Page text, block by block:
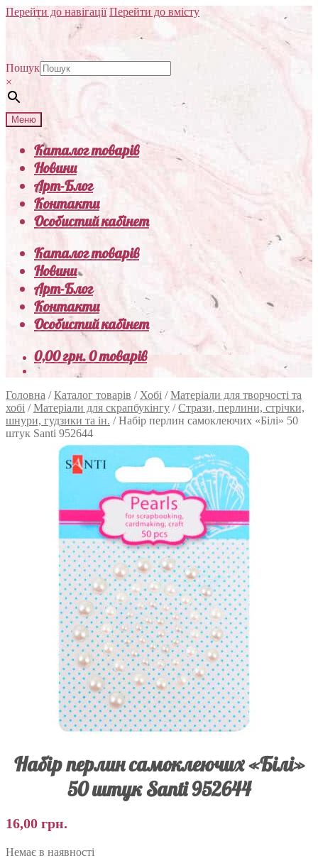
Перейти до навігації Перейти до вмісту
Пошук
×
Меню
Каталог товарів
Новини
Арт-Блог
Контакти
Особистий кабінет
Каталог товарів
Новини
Арт-Блог
Контакти
Особистий кабінет
0,00грн.0 товарів
Головна /Каталог товарів / Хобі /Матеріали для творчості та
хобі /Матеріали для скрапбукінгу /Стрази, перлини, стрічки,
шнури, гудзики та ін. /Набір перлин самоклеючих «Білі» 50
штук Santi 952644
Набір перлин самоклеючих «Білі»
50 штук Santi 952644
16,00 грн.
Немає в наявності